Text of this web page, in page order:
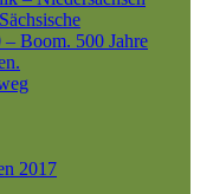
– Boom. 500 Jahre
2017